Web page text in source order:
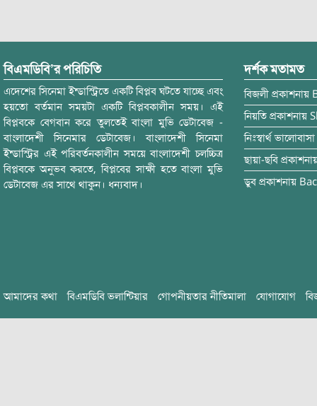
বিএমডিবি’র পরিচিতি
এদেশের সিনেমা ইন্ডাস্ট্রিতে একটি বিপ্লব ঘটতে যাচ্ছে এবং
হয়তো বর্তমান সময়টা একটি বিপ্লবকালীন সময়। এই
বিপ্লবকে বেগবান করে তুলতেই বাংলা মুভি ডেটাবেজ -
বাংলাদেশী সিনেমার ডেটাবেজ। বাংলাদেশী সিনেমা
ইন্ডাস্ট্রির এই পরিবর্তনকালীন সময়ে বাংলাদেশী চলচ্চিত্র
বিপ্লবকে অনুভব করতে, বিপ্লবের সাক্ষী হতে বাংলা মুভি
ডেটাবেজ এর সাথে থাকুন। ধন্যবাদ।
দর্শক মতামত
বিজলী প্রকাশনায়
নিয়তি প্রকাশনায়
নিঃস্বার্থ ভালোবাসা
ছায়া-ছবি
ডুব প্রকাশনায়
আমাদের কথা বিএমডিবি ভলান্টিয়ার গোপনীয়তার নীতিমালা যোগাযোগ